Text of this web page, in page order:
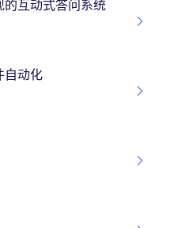
互动式答问系统
自动化